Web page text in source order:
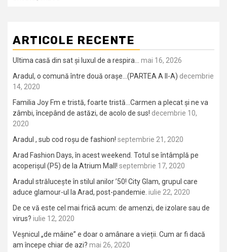
ARTICOLE RECENTE
Ultima casă din sat și luxul de a respira… mai 16, 2026
Aradul, o comună între două orașe…(PARTEA A II-A) decembrie
14, 2020
Familia Joy Fm e tristă, foarte tristă…Carmen a plecat și ne va
zâmbi, începând de astăzi, de acolo de sus! decembrie 10,
2020
Aradul , sub cod roșu de fashion! septembrie 21, 2020
Arad Fashion Days, în acest weekend. Totul se întâmplă pe
acoperișul (P5) de la Atrium Mall! septembrie 17, 2020
Aradul strălucește în stilul anilor ’50! City Glam, grupul care
aduce glamour-ul la Arad, post-pandemie. iulie 22, 2020
De ce vă este cel mai frică acum: de amenzi, de izolare sau de
virus? iulie 12, 2020
Veșnicul „de mâine” e doar o amânare a vieții. Cum ar fi dacă
am începe chiar de azi? mai 26, 2020